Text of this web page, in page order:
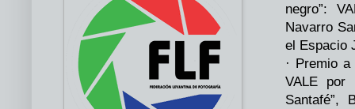
negro”:
Navarro
el Espacio
· Premio
VALE por
Santafé”,